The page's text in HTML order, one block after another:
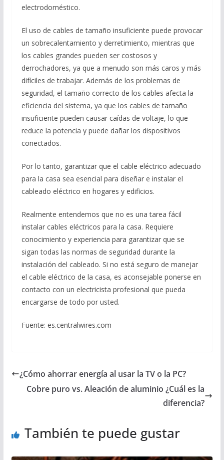
electrodoméstico.
El uso de cables de tamaño insuficiente puede provocar
un sobrecalentamiento y derretimiento, mientras que
los cables grandes pueden ser costosos y
derrochadores, ya que a menudo son más caros y más
difíciles de trabajar. Además de los problemas de
seguridad, el tamaño correcto de los cables afecta la
eficiencia del sistema, ya que los cables de tamaño
insuficiente pueden causar caídas de voltaje, lo que
reduce la potencia y puede dañar los dispositivos
conectados.
Por lo tanto, garantizar que el cable eléctrico adecuado
para la casa sea esencial para diseñar e instalar el
cableado eléctrico en hogares y edificios.
Realmente entendemos que no es una tarea fácil
instalar cables eléctricos para la casa. Requiere
conocimiento y experiencia para garantizar que se
sigan todas las normas de seguridad durante la
instalación del cableado. Si no está seguro de manejar
el cable eléctrico de la casa, es aconsejable ponerse en
contacto con un electricista profesional que pueda
encargarse de todo por usted.
Fuente: es.centralwires.com
¿Cómo ahorrar energía al usar la TV o la PC?
Cobre puro vs. Aleación de aluminio ¿Cuál es la
diferencia?
También te puede gustar